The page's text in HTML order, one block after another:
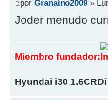
por Granaíno2009 »
Joder menudo
Miembro fundador:
Hyundai i30